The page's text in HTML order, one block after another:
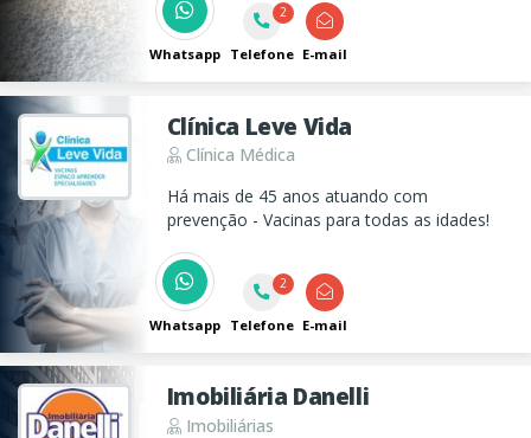
Whatsapp
2
Telefone E-mail
Clínica Leve Vida
Clínica Médica
Há mais de 45 anos atuando com
prevenção - Vacinas para todas as idades!
Whatsapp
2
Telefone E-mail
Imobiliária Danelli
Imobiliárias